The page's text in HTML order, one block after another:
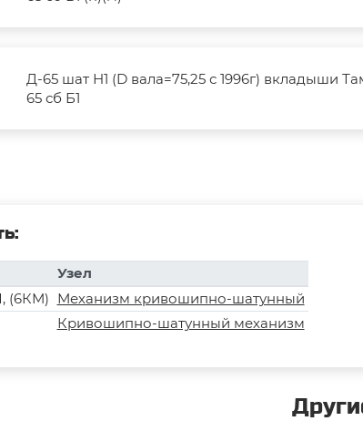
Д-65 шат Н1 (D вала=75,25 с 1996г) вкладыши
65 сб Б1
Узел
(6КМ) Механизм кривошипно-шатунный
Кривошипно-шатунный механизм